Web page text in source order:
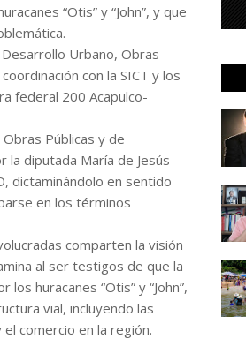
“Otis” y “John”, y que
Urbano, Obras
con la SICT y los
federal 200 Acapulco-
Públicas y de
diputada María de Jesús
dictaminándolo en sentido
en los términos
comparten la visión
al ser testigos de que la
huracanes “Otis” y “John”,
vial, incluyendo las
comercio en la región.